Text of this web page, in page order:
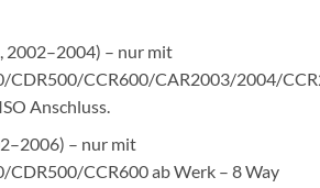
2002–2004) – nur mit
CDR500/CCR600/CAR2003/2004/
Anschluss.
– nur mit
CCR600 ab Werk – 8 Way